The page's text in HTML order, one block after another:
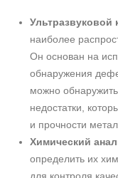
Ультразвуковой
наиболее
Он основан на
обнаружения
можно
недостатки,
и прочности
Химический
определить их